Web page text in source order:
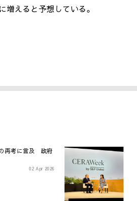
増えると予想している。
再考に言及 政府
02 Apr 2026